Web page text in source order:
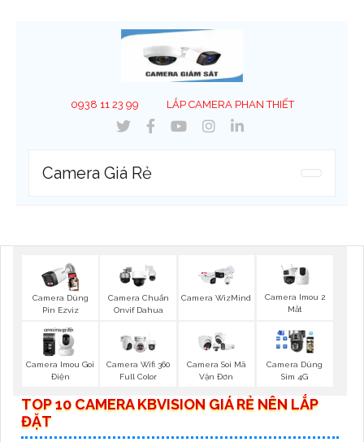
0938 11 23 99 LẮP CAMERA PHAN THIẾT
Camera Giá Rẻ
Camera Dùng
Pin Ezviz
Camera Chuẩn
Onvif Dahua
Camera WizMind
Camera Imou 2
Mắt
Camera Imou Goi
Điện
Camera Wifi 360
Full Color
Camera Soi Mã
Vận Đơn
Camera Dùng
Sim 4G
TOP 10 CAMERA KBVISION GIÁ RẺ NÊN LẮP
ĐẶT